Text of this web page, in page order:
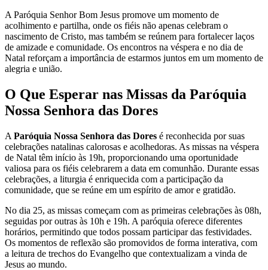
A Paróquia Senhor Bom Jesus promove um momento de
acolhimento e partilha, onde os fiéis não apenas celebram o
nascimento de Cristo, mas também se reúnem para fortalecer laços
de amizade e comunidade. Os encontros na véspera e no dia de
Natal reforçam a importância de estarmos juntos em um momento de
alegria e união.
O Que Esperar nas Missas da Paróquia
Nossa Senhora das Dores
A Paróquia Nossa Senhora das Dores é reconhecida por suas
celebrações natalinas calorosas e acolhedoras. As missas na véspera
de Natal têm início às 19h, proporcionando uma oportunidade
valiosa para os fiéis celebrarem a data em comunhão. Durante essas
celebrações, a liturgia é enriquecida com a participação da
comunidade, que se reúne em um espírito de amor e gratidão.
No dia 25, as missas começam com as primeiras celebrações às 08h,
seguidas por outras às 10h e 19h. A paróquia oferece diferentes
horários, permitindo que todos possam participar das festividades.
Os momentos de reflexão são promovidos de forma interativa, com
a leitura de trechos do Evangelho que contextualizam a vinda de
Jesus ao mundo.